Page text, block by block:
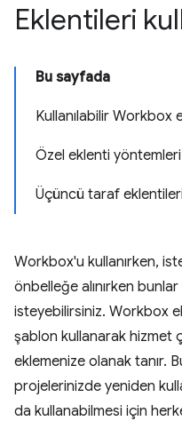
Eklentileri
Bu sayfada
Kullanılabilir Workbox
Özel eklenti yöntemleri
Üçüncü taraf eklentileri
Workbox'u kullanırken,
önbelleğe alınırken
isteyebilirsiniz. Workbox
şablon kullanarak hizmet
eklemenize olanak tanır.
projelerinizde yeniden
da kullanabilmesi için